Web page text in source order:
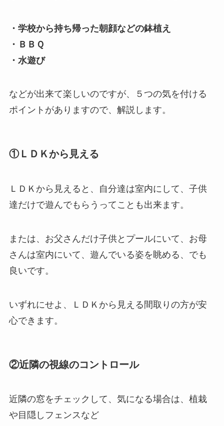
・学校から持ち帰った朝顔などの鉢植え
・ＢＢＱ
・水遊び
などが出来て楽しいのですが、５つの気を付ける
ポイントがありますので、解説します。
①ＬＤＫから見える
ＬＤＫから見えると、自分達は室内にして、子供
達だけで遊んでもらうってことも出来ます。
または、お父さんだけ子供とプールにいて、お母
さんは室内にいて、遊んでいる姿を眺める、でも
良いです。
いずれにせよ、ＬＤＫから見える間取りの方が安
心できます。
②近隣の視線のコントロール
近隣の窓をチェックして、気になる場合は、植栽
や目隠しフェンスなど